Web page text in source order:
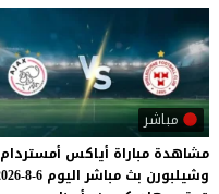
مباشر
مشاهدة مباراة أياكس أمستردام
وشيلبورن بث مباشر اليوم 6-8-2026